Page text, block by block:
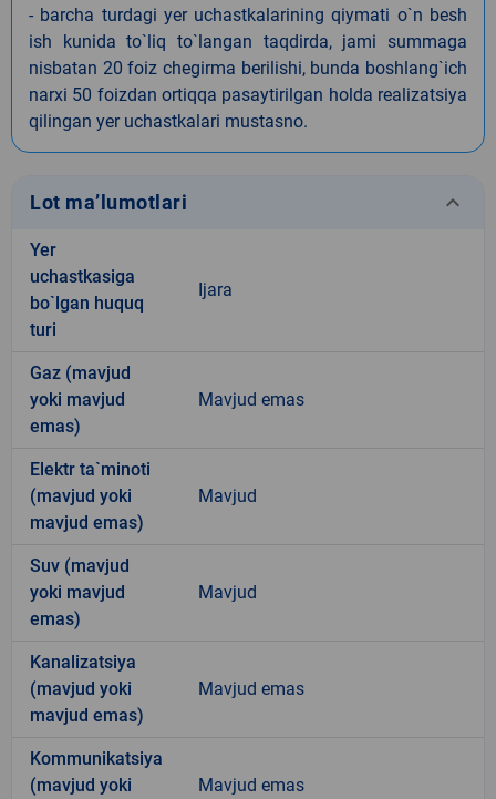
- barcha turdagi yer uchastkalarining qiymati o`n besh
ish kunida to`liq to`langan taqdirda, jami summaga
nisbatan 20 foiz chegirma berilishi, bunda boshlang`ich
narxi 50 foizdan ortiqqa pasaytirilgan holda realizatsiya
qilingan yer uchastkalari mustasno.
Lot ma’lumotlari keyboard_arrow_down
Yer
uchastkasiga
bo`lgan huquq
turi
Ijara
Gaz (mavjud
yoki mavjud
emas)
Mavjud emas
Elektr ta`minoti
(mavjud yoki
mavjud emas)
Mavjud
Suv (mavjud
yoki mavjud
emas)
Mavjud
Kanalizatsiya
(mavjud yoki
mavjud emas)
Mavjud emas
Kommunikatsiya
(mavjud yoki
Mavjud emas